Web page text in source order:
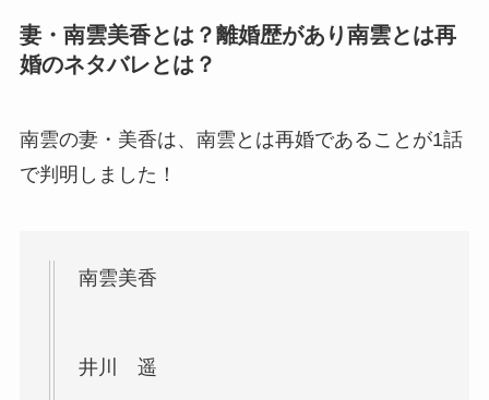
妻・南雲美香とは？離婚歴があり南雲とは再
婚のネタバレとは？
南雲の妻・美香は、南雲とは再婚であることが1話
で判明しました！
南雲美香
井川 遥